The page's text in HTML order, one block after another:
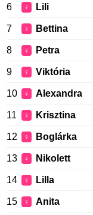
6 ♀ Lili
7 ♀ Bettina
8 ♀ Petra
9 ♀ Viktória
10 ♀ Alexandra
11 ♀ Krisztina
12 ♀ Boglárka
13 ♀ Nikolett
14 ♀ Lilla
15 ♀ Anita